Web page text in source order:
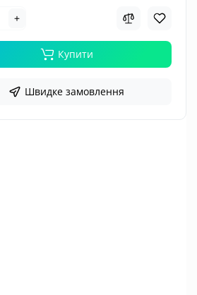
Купити
Швидке замовлення